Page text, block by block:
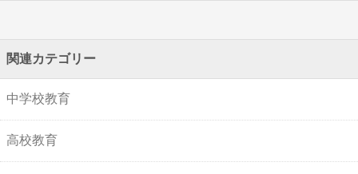
関連カテゴリー
中学校教育
高校教育